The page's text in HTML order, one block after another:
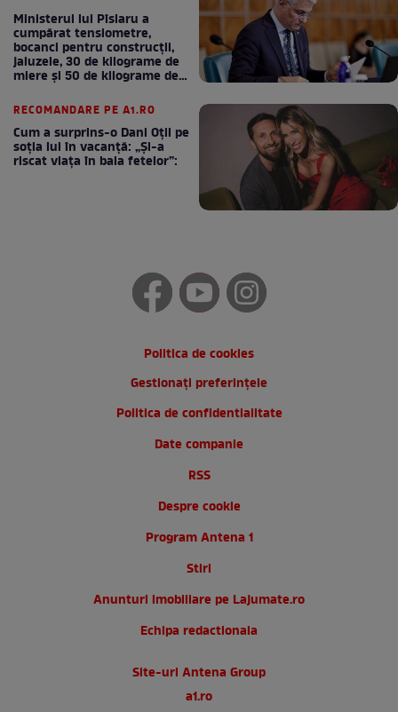
Ministerul lui Pîslaru a
cumpărat tensiometre,
bocanci pentru construcții,
jaluzele, 30 de kilograme de
miere și 50 de kilograme de
RECOMANDARE PE A1.RO
Cum a surprins-o Dani Oțil pe
soția lui în vacanță: „Și-a
riscat viața în baia fetelor”:
Politica de cookies
Gestionați preferințele
Politica de confidentialitate
Date companie
RSS
Despre cookie
Program Antena 1
Stiri
Anunturi imobiliare pe Lajumate.ro
Echipa redactionala
Site-uri Antena Group
a1.ro